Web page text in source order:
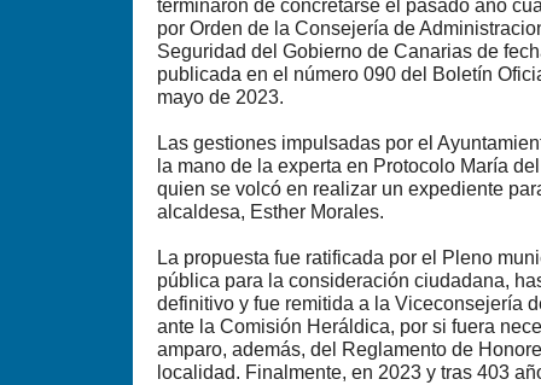
terminaron de concretarse el pasado año
por Orden de la Consejería de
Seguridad del Gobierno de Canarias de
publicada en el número 090 del Boletín
mayo de 2023.
Las gestiones impulsadas por el
la mano de la experta en Protocolo María
quien se volcó en realizar un expediente
alcaldesa, Esther Morales.
La propuesta fue ratificada por el Pleno
pública para la consideración ciudadana,
definitivo y fue remitida a la Viceconsejería
ante la Comisión Heráldica, por si fuera
amparo, además, del Reglamento de
localidad. Finalmente, en 2023 y tras 403